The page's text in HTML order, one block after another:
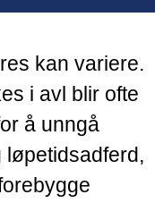
kan variere.
i avl blir ofte
å unngå